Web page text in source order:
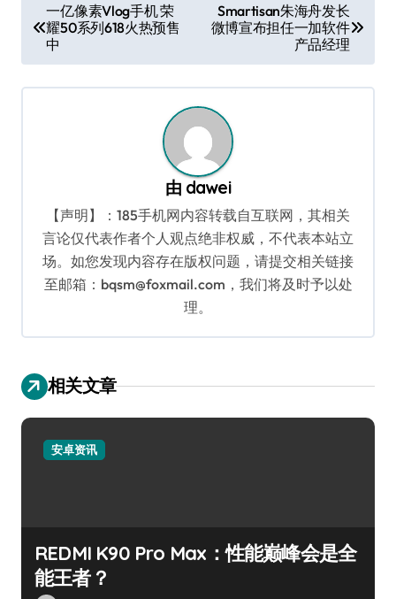
章
导
航
一亿像素Vlog手机 荣
耀50系列618火热预售
中
Smartisan朱海舟发长
微博宣布担任一加软件
产品经理
由 dawei
【声明】：185手机网内容转载自互联网，其相关
言论仅代表作者个人观点绝非权威，不代表本站立
场。如您发现内容存在版权问题，请提交相关链接
至邮箱：bqsm@foxmail.com，我们将及时予以处
理。
相关文章
安卓资讯
REDMI K90 Pro Max：性能巅峰会是全
能王者？